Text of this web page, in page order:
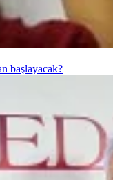
başlayacak?